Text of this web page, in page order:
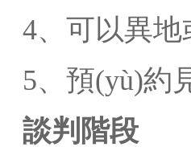
4、可以異
5、預(yù)約
談判階段